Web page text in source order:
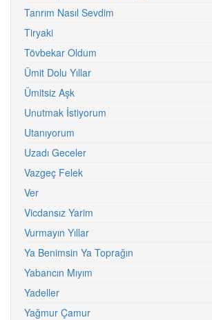
Tanrım Nasıl Sevdim
Tiryaki
Tövbekar Oldum
Ümit Dolu Yıllar
Ümitsiz Aşk
Unutmak İstiyorum
Utanıyorum
Uzadı Geceler
Vazgeç Felek
Ver
Vicdansız Yarim
Vurmayın Yıllar
Ya Benimsin Ya Toprağın
Yabancın Mıyım
Yadeller
Yağmur Çamur